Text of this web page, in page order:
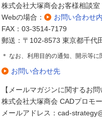
株式会社大塚商会お客様相談室
Webの場合：
お問い合わせ
FAX：03-3514-7179
郵送：〒102-8573 東京都千代
＊ なお、利用目的の通知、開示等
お問い合わせ先
【メールマガジンに関するお問
株式会社大塚商会 CADプロモ
メールアドレス：cad-